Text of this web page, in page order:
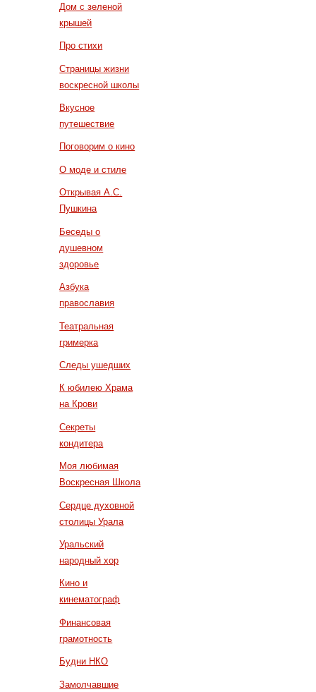
Дом с зеленой
крышей
Про стихи
Страницы жизни
воскресной школы
Вкусное
путешествие
Поговорим о кино
О моде и стиле
Открывая А.С.
Пушкина
Беседы о
душевном
здоровье
Азбука
православия
Театральная
гримерка
Следы ушедших
К юбилею Храма
на Крови
Секреты
кондитера
Моя любимая
Воскресная Школа
Сердце духовной
столицы Урала
Уральский
народный хор
Кино и
кинематограф
Финансовая
грамотность
Будни НКО
Замолчавшие